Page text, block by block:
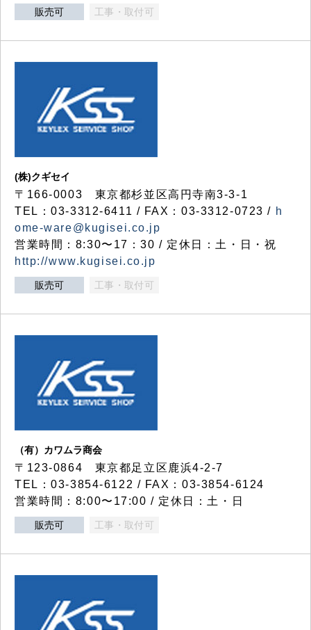
販売可 工事・取付可
(株)クギセイ
〒166-0003 東京都杉並区高円寺南3-3-1
TEL：03-3312-6411 / FAX：03-3312-0723 / h
ome-ware@kugisei.co.jp
営業時間：8:30〜17：30 / 定休日：土・日・祝
http://www.kugisei.co.jp
販売可 工事・取付可
（有）カワムラ商会
〒123-0864 東京都足立区鹿浜4-2-7
TEL：03-3854-6122 / FAX：03-3854-6124
営業時間：8:00〜17:00 / 定休日：土・日
販売可 工事・取付可